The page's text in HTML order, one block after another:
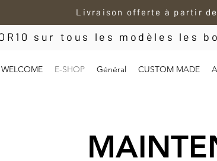
Livraison offerte à partir de
WELCOME E-SHOP Général CUSTOM MADE
sur tous les modèles les